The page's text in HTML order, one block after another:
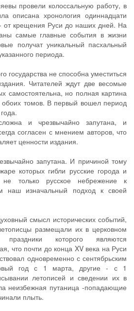
провели колоссальную работу, в
описана хронология одиннадцати
- от крещения Руси до наших дней. На
самые главные события в жизни
получат уникальный пасхальный
периода.
государства не способна уместиться
Читателей ждут две весомые
самостоятельна, но полная картина
обоих томов. В первый вошел период
и чрезвычайно запутана, и
согласен с мнением авторов, что
ценности издания.
запутана. И причиной тому
которых гибли русские города и
только русское небрежение к
наш изначальный подход к своей
смысл исторических событий,
размещали их в церковном
которого являются
что почти до конца XV века на Руси
одновременно с сентябрьским
год с 1 марта, другие - с 1
летописей и сведении их в
неизбежная путаница -попадающие
плыть.